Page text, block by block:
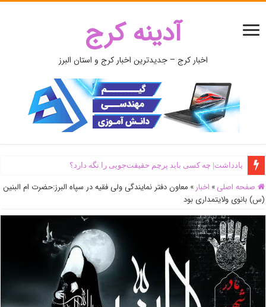
آدینه کرج
اخبار کرج – جدیدترین اخبار کرج و استان البرز
یادداشت| ‌چه کسی باید پرچم حقیقت‌جویی را نگه دارد؟
صفحه اصلی » اخبار » معاون دفتر نمایندگی ولی فقیه در سپاه البرز:حضرت ام البنین
(س) بانوی ولایتمداری بود